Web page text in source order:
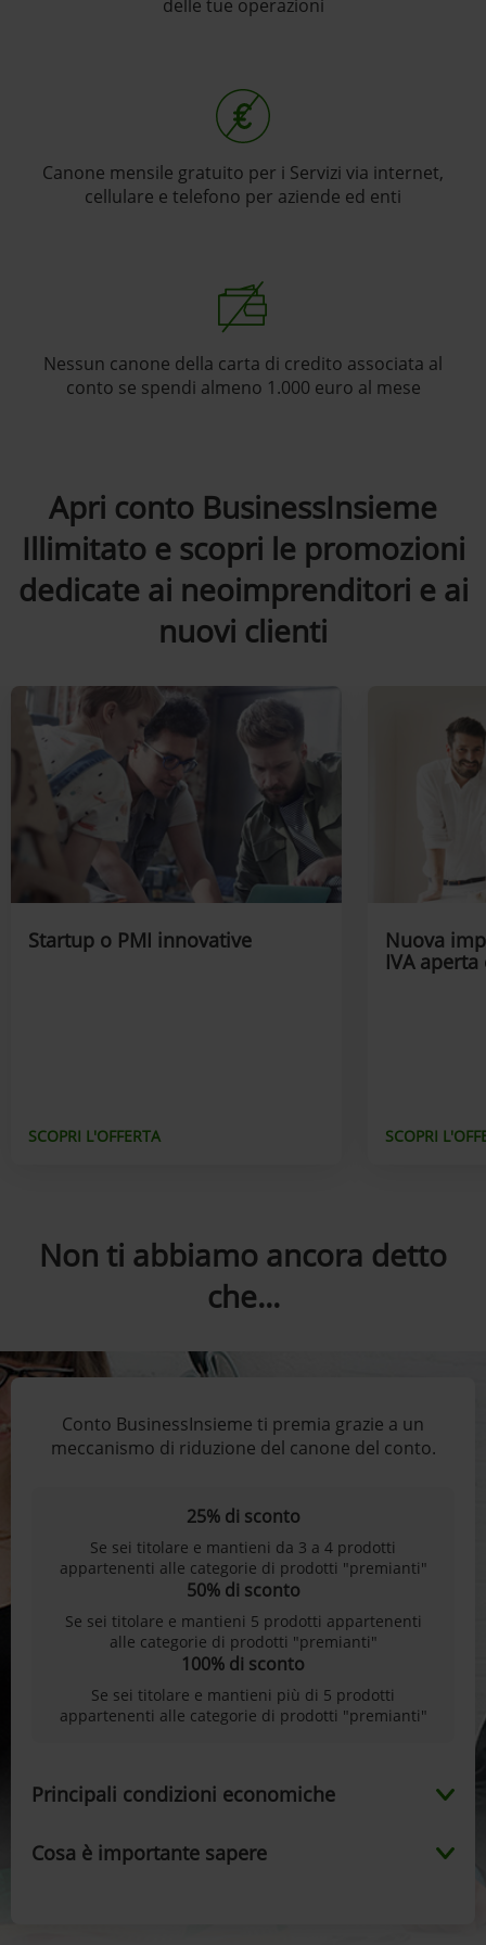
delle tue operazioni
Canone mensile gratuito per i Servizi via internet,
cellulare e telefono per aziende ed enti
Nessun canone della carta di credito associata al
conto se spendi almeno 1.000 euro al mese
Apri conto BusinessInsieme
Illimitato e scopri le promozioni
dedicate ai neoimprenditori e ai
nuovi clienti
Startup o PMI innovative
SCOPRI L'OFFERTA
Nuova
IVA
SCOPRI
Non ti abbiamo ancora detto
che...
Conto BusinessInsieme ti premia grazie a un
meccanismo di riduzione del canone del conto.
25% di sconto
Se sei titolare e mantieni da 3 a 4 prodotti
appartenenti alle categorie di prodotti "premianti"
50% di sconto
Se sei titolare e mantieni 5 prodotti appartenenti
alle categorie di prodotti "premianti"
100% di sconto
Se sei titolare e mantieni più di 5 prodotti
appartenenti alle categorie di prodotti "premianti"
Principali condizioni economiche
Cosa è importante sapere